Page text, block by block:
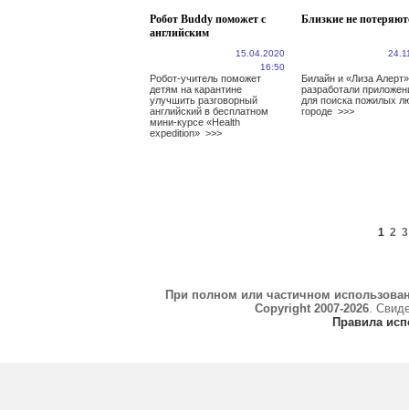
Робот Buddy поможет с
английским
15.04.2020
16:50
Робот-учитель поможет
детям на карантине
улучшить разговорный
английский в бесплатном
мини-курсе «Health
expedition» >>>
Близкие не
Билайн и «Лиза Алерт»
разработали
для поиска пожилых
городе >>>
1 2 3
При полном или частичном
Copyright 2007-2026.
Правила